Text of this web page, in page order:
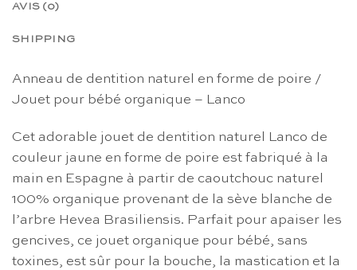
AVIS (0)
SHIPPING
Anneau de dentition naturel en forme de poire /
Jouet pour bébé organique – Lanco
Cet adorable jouet de dentition naturel Lanco de
couleur jaune en forme de poire est fabriqué à la
main en Espagne à partir de caoutchouc naturel
100% organique provenant de la sève blanche de
l’arbre Hevea Brasiliensis. Parfait pour apaiser les
gencives, ce jouet organique pour bébé, sans
toxines, est sûr pour la bouche, la mastication et la